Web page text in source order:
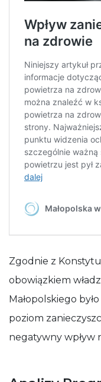
Zgodnie z
obowiązkiem
Małopolskiego
poziom
negatywny wpływ